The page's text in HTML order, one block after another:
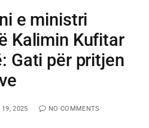
e ministri
Kalimin Kufitar
Gati për pritjen
19, 2025 NO COMMENTS